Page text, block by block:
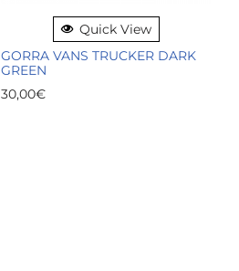
Quick View
GORRA VANS TRUCKER DARK
GREEN
30,00€